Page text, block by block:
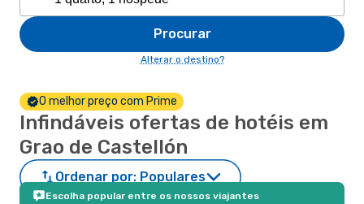
Procurar
Alterar o destino?
O melhor preço com Prime
Infindáveis ofertas de hotéis em
Grao de Castellón
Ordenar por: Populares
Escolha popular entre os nossos viajantes